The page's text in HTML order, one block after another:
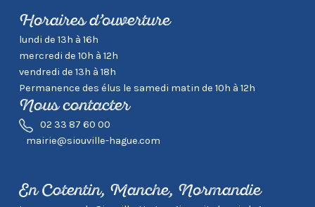
Horaires d’ouverture
lundi de 13h à 16h
mercredi de 10h à 12h
vendredi de 13h à 18h
Permanence des élus le samedi matin de 10h à 12h
Nous contacter
02 33 87 60 00
mairie@siouville-hague.com
En Cotentin, Manche, Normandie